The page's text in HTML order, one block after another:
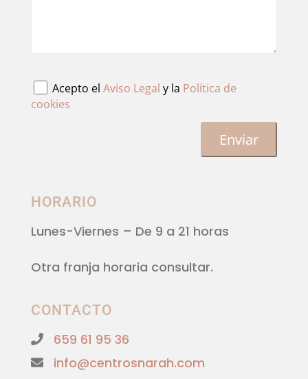
Acepto el Aviso Legal y la Política de
cookies
HORARIO
Lunes-Viernes – De 9 a 21 horas
Otra franja horaria consultar.
CONTACTO
659 61 95 36
info@centrosnarah.com